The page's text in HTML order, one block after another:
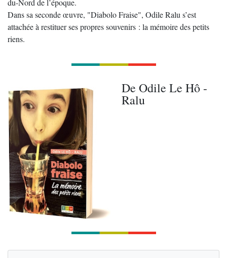
du-Nord de l’époque.
Dans sa seconde œuvre, "Diabolo Fraise", Odile Ralu s’est
attachée à restituer ses propres souvenirs : la mémoire des petits
riens.
De Odile Le Hô -
Ralu